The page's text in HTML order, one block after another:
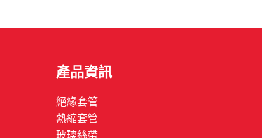
產品資訊
絕緣套管
熱縮套管
玻璃絲帶